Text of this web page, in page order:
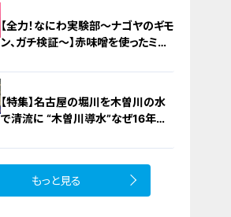
【全力！なにわ実験部～ナゴヤのギモ
ン、ガチ検証～】赤味噌を使ったミル
【特集】名古屋の堀川を木曽川の水
で清流に “木曽川導水”なぜ16年ぶ
もっと見る